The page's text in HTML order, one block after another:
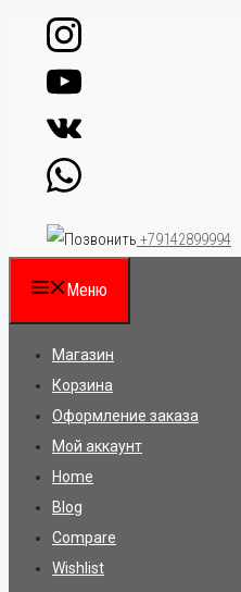
Перейти
содержимому
+79142899994
Меню
Магазин
Корзина
Оформление заказа
Мой аккаунт
Home
Blog
Compare
Wishlist